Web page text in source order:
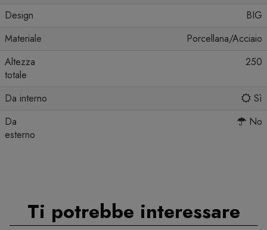
Design
BIG
Materiale
Porcellana/Acciaio
Altezza
totale
250
Da interno
Sì
Da
esterno
No
Ti potrebbe interessare